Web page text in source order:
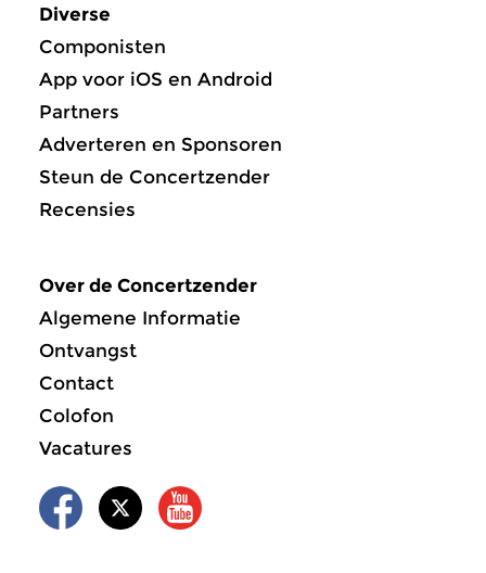
Diverse
Componisten
App voor iOS en Android
Partners
Adverteren en Sponsoren
Steun de Concertzender
Recensies
Over de Concertzender
Algemene Informatie
Ontvangst
Contact
Colofon
Vacatures